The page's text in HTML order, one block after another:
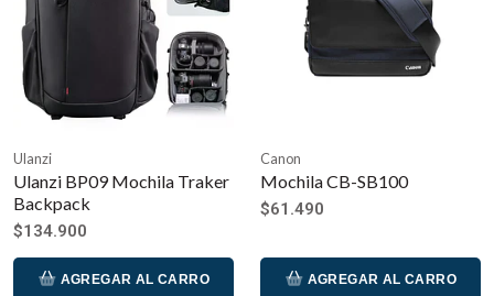
Ulanzi
Ulanzi BP09 Mochila Traker
Backpack
$134.900
AGREGAR AL CARRO
Canon
Mochila CB-SB100
$61.490
AGREGAR AL CARRO